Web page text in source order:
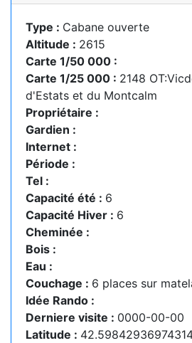
Type : Cabane ouverte
Altitude : 2615
Carte 1/50 000 :
Carte 1/25 000 : 2148
d'Estats et du Montcalm
Propriétaire :
Gardien :
Internet :
Période :
Tel :
Capacité été : 6
Capacité Hiver : 6
Cheminée :
Bois :
Eau :
Couchage : 6 places sur
Idée Rando :
Derniere visite : 0000-00-00
Latitude :